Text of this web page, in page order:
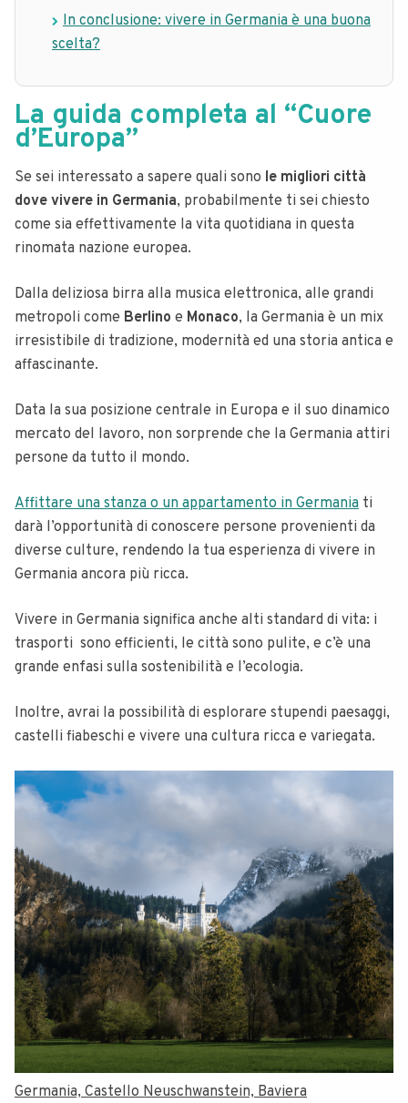
In conclusione: vivere in Germania è una buona
scelta?
La guida completa al “Cuore
d’Europa”
Se sei interessato a sapere quali sono le migliori città
dove vivere in Germania, probabilmente ti sei chiesto
come sia effettivamente la vita quotidiana in questa
rinomata nazione europea.
Dalla deliziosa birra alla musica elettronica, alle grandi
metropoli come Berlino e Monaco, la Germania è un mix
irresistibile di tradizione, modernità ed una storia antica e
affascinante.
Data la sua posizione centrale in Europa e il suo dinamico
mercato del lavoro, non sorprende che la Germania attiri
persone da tutto il mondo.
Affittare una stanza o un appartamento in Germania ti
darà l’opportunità di conoscere persone provenienti da
diverse culture, rendendo la tua esperienza di vivere in
Germania ancora più ricca.
Vivere in Germania significa anche alti standard di vita: i
trasporti sono efficienti, le città sono pulite, e c’è una
grande enfasi sulla sostenibilità e l’ecologia.
Inoltre, avrai la possibilità di esplorare stupendi paesaggi,
castelli fiabeschi e vivere una cultura ricca e variegata.
Germania, Castello Neuschwanstein, Baviera